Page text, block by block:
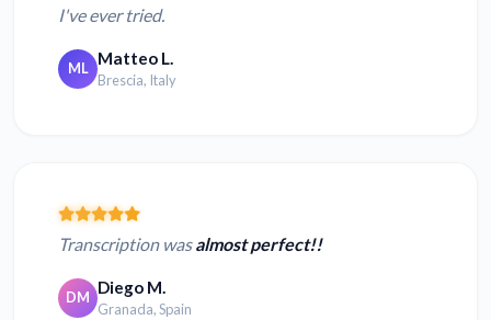
I've ever tried.
ML Matteo L.
Brescia, Italy
Transcription wasalmost perfect!!
DM Diego M.
Granada, Spain